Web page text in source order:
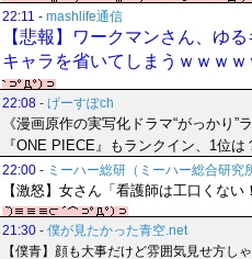
22:11 - mashlife通信
【悲報】ワークマンさん、ゆ
キャラを省いてしまうｗｗｗｗ
22:08 - げーすぽch
《漫画原作の実写化ドラマ“がっかり”
『ONE PIECE』もランクイン、1位は
22:00 - ミーハー総研（ミーハー総合研究
【激怒】女さん「看護師は工口くな
21:30 - 僕が見たかった青空.net
【僕青】顔も大事だけど雰囲気見せ方し